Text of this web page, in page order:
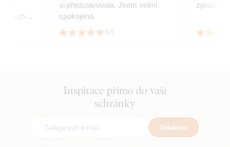
si vybrat
si představovala. Jsem velmi
spokojená.
5/5
Inspirace přímo do vaší
schránky
Odebírat